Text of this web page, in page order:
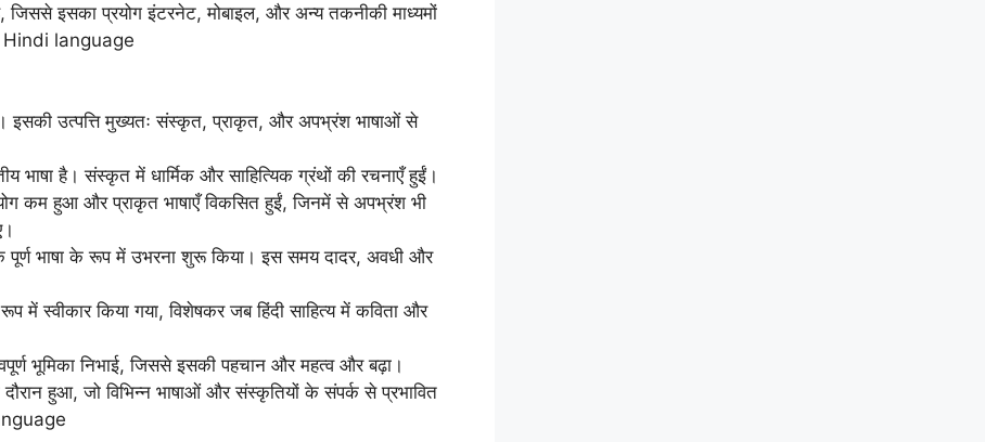
जिससे इसका प्रयोग इंटरनेट, मोबाइल, और अन्य तकनीकी माध्यमों
Hindi language
इसकी उत्पत्ति मुख्यतः संस्कृत, प्राकृत, और अपभ्रंश भाषाओं से
भाषा है। संस्कृत में धार्मिक और साहित्यिक ग्रंथों की रचनाएँ हुईं।
कम हुआ और प्राकृत भाषाएँ विकसित हुईं, जिनमें से अपभ्रंश भी
पूर्ण भाषा के रूप में उभरना शुरू किया। इस समय दादर, अवधी और
में स्वीकार किया गया, विशेषकर जब हिंदी साहित्य में कविता और
भूमिका निभाई, जिससे इसकी पहचान और महत्व और बढ़ा।
हुआ, जो विभिन्न भाषाओं और संस्कृतियों के संपर्क से प्रभावित